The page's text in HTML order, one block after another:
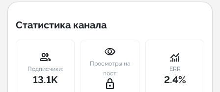
New
Индивидуальное сопровождение
Аналитика Telegram
Статистика канала
group
Подписчики:
13.1K
visibility
Просмотры на
пост:
lock_outline
monitoring
ERR
2.4%